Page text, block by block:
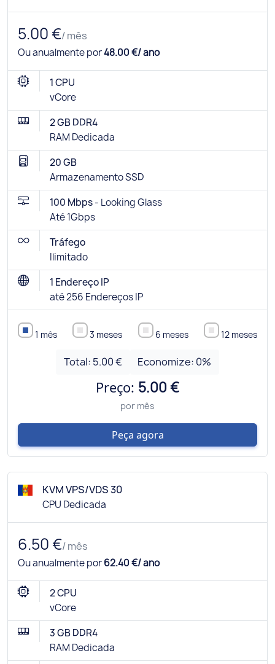
5.00 €/ mês
Ou anualmente por48.00 €/ ano
1 CPU
vCore
2 GB DDR4
RAM Dedicada
20 GB
Armazenamento SSD
100 Mbps - Looking Glass
Até 1Gbps
Tráfego
Ilimitado
1 Endereço IP
até 256 Endereços IP
1 mês 3 meses 6 meses 12 meses
Total: 5.00 € Economize: 0%
Preço: 5.00 €
por mês
Peça agora
KVM VPS/VDS 30
CPU Dedicada
6.50 €/ mês
Ou anualmente por62.40 €/ ano
2 CPU
vCore
3 GB DDR4
RAM Dedicada